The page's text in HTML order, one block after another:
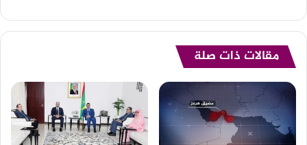
مقالات ذات صلة